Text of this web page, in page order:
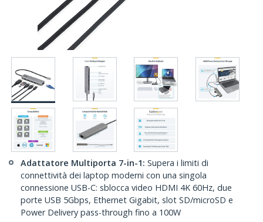
Adattatore Multiporta 7-in-1: Supera i limiti di
connettività dei laptop moderni con una singola
connessione USB-C: sblocca video HDMI 4K 60Hz, due
porte USB 5Gbps, Ethernet Gigabit, slot SD/microSD e
Power Delivery pass-through fino a 100W